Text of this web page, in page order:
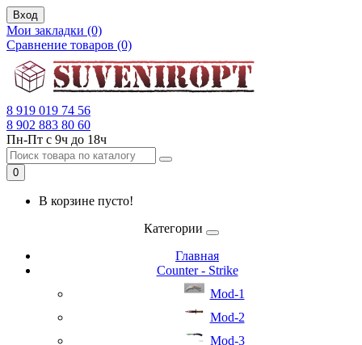
Вход
Мои закладки (0)
Сравнение товаров (0)
8 919 019 74 56
8 902 883 80 60
Пн-Пт с 9ч до 18ч
0
В корзине пусто!
Категории
Главная
Counter - Strike
Mod-1
Mod-2
Mod-3